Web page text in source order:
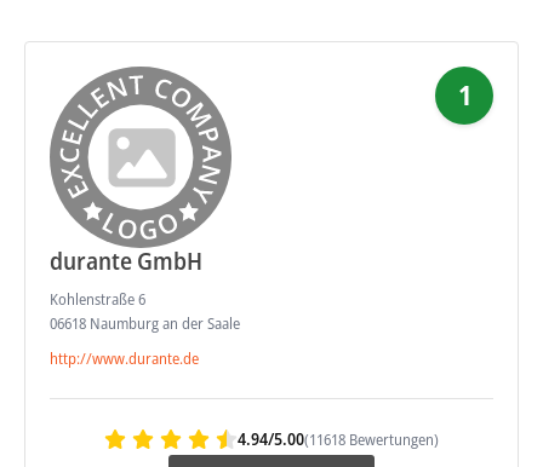
durante GmbH
Kohlenstraße 6
06618 Naumburg an der Saale
http://www.durante.de
1
4.94/5.00(11618 Bewertungen)